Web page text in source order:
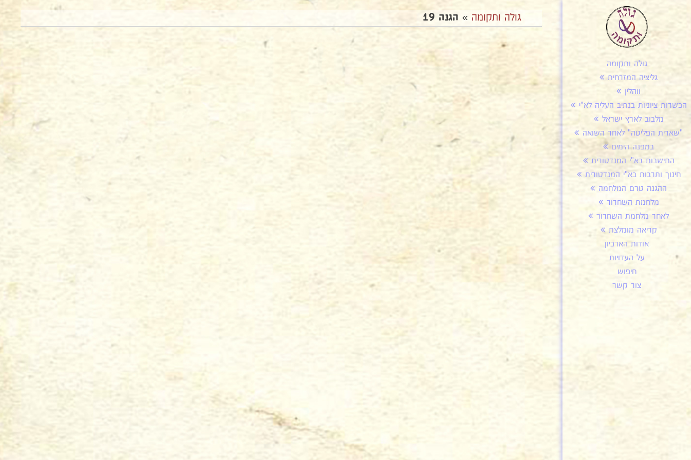
גולה ותקומה
גליציה המזרחית
ווהלין
הכשרות ציוניות בנתיב העליה לא"י
מלבוב לארץ ישראל
"שארית הפליטה" לאחר השואה
במפנה הימים
התישבות בא"י המנדטורית
חינוך ותרבות בא"י המנדטורית
ההגנה טרם המלחמה
מלחמת השחרור
לאחר מלחמת השחרור
קריאה מומלצת
אודות הארכיון
על העדויות
חיפוש
צור קשר
גולה ותקומה » הגנה 19